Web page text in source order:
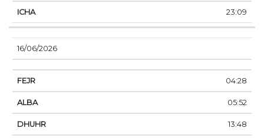
23:09
16/06/2026
04:28
05:52
13:48